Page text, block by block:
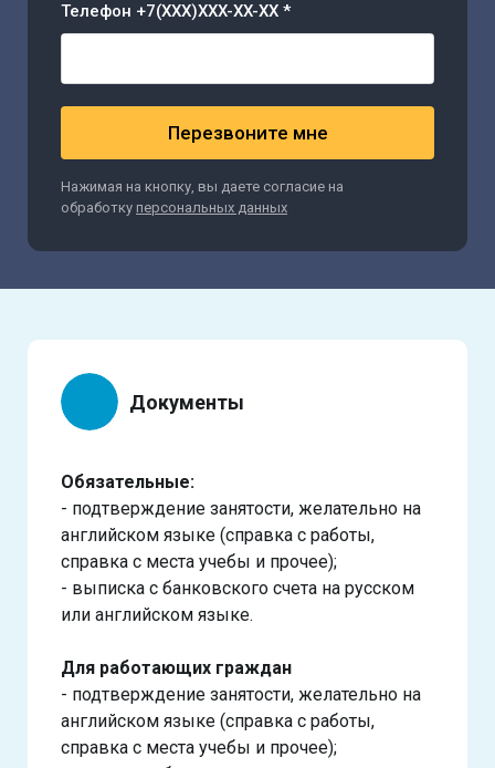
Телефон +7(XXX)XXX-XX-XX *
Перезвоните мне
Нажимая на кнопку, вы даете согласие на
обработку персональных данных
Документы
Обязательные:
- подтверждение занятости, желательно на
английском языке (справка с работы,
справка с места учебы и прочее);
- выписка с банковского счета на русском
или английском языке.
Для работающих граждан
- подтверждение занятости, желательно на
английском языке (справка с работы,
справка с места учебы и прочее);